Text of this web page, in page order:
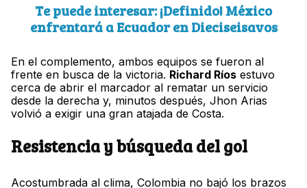
Te puede interesar: ¡Definido! México
enfrentará a Ecuador en Dieciseisavos
En el complemento, ambos equipos se fueron al
frente en busca de la victoria. Richard Ríos estuvo
cerca de abrir el marcador al rematar un servicio
desde la derecha y, minutos después, Jhon Arias
volvió a exigir una gran atajada de Costa.
Resistencia y búsqueda del gol
Acostumbrada al clima, Colombia no bajó los brazos